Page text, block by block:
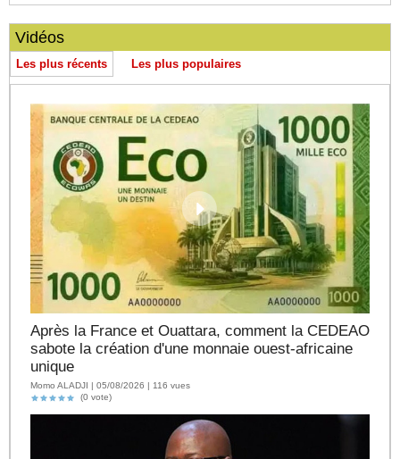
Vidéos
Les plus récents Les plus populaires
Après la France et Ouattara, comment la CEDEAO
sabote la création d'une monnaie ouest-africaine
unique
Momo ALADJI | 05/08/2026 | 116 vues
(0 vote)